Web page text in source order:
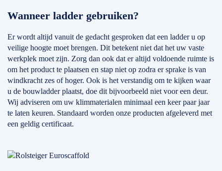
Wanneer ladder gebruiken?
Er wordt altijd vanuit de gedacht gesproken dat een ladder u op
veilige hoogte moet brengen. Dit betekent niet dat het uw vaste
werkplek moet zijn. Zorg dan ook dat er altijd voldoende ruimte is
om het product te plaatsen en stap niet op zodra er sprake is van
windkracht zes of hoger. Ook is het verstandig om te kijken waar
u de bouwladder plaatst, doe dit bijvoorbeeld niet voor een deur.
Wij adviseren om uw klimmaterialen minimaal een keer paar jaar
te laten keuren. Standaard worden onze producten afgeleverd met
een geldig certificaat.